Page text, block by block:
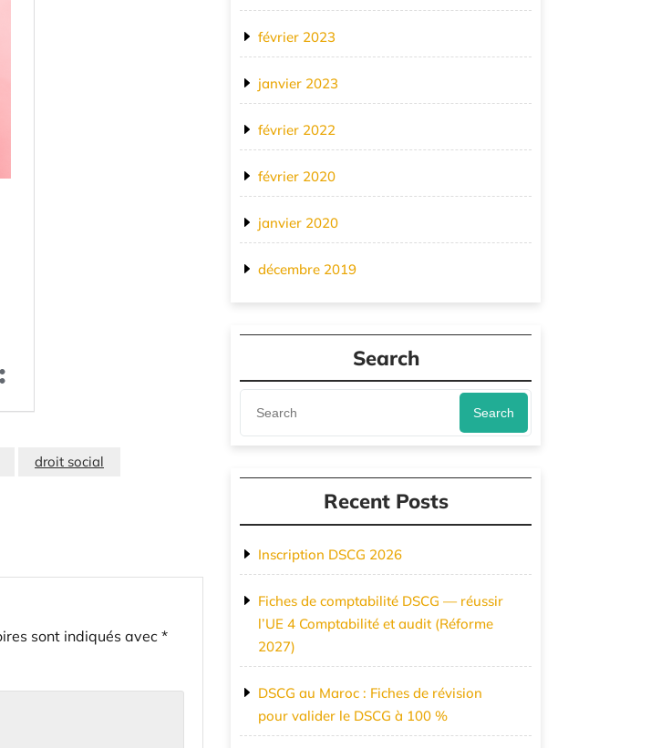
droit social
sont indiqués avec *
février 2023
janvier 2023
février 2022
février 2020
janvier 2020
décembre 2019
Search
Search
Recent Posts
Inscription DSCG 2026
Fiches de comptabilité DSCG — réussir
l’UE 4 Comptabilité et audit (Réforme
2027)
DSCG au Maroc : Fiches de révision
pour valider le DSCG à 100 %